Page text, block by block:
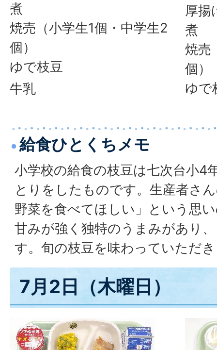
煮
焼売（小学生1個・中学生2
個）
ゆで枝豆
牛乳
厚揚
煮
焼売
個）
ゆで
給食ひとくちメモ
小学校の給食の枝豆は七次台小4
とりをしたものです。生産者さ
野菜を食べてほしい」という思
甘みが強く独特のうまみがあり
す。旬の枝豆を味わっていただ
7月2日（木曜日）